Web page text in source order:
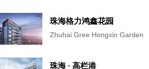
珠海格力鸿鑫花园
Zhuhai Gree Hongxin Garden
珠海 · 高栏港